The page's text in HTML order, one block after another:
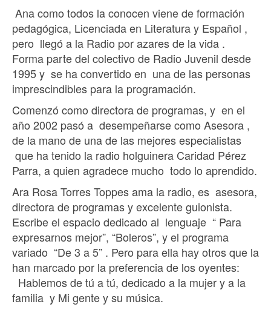
Ana como todos la conocen viene de formación
pedagógica, Licenciada en Literatura y Español ,
pero llegó a la Radio por azares de la vida .
Forma parte del colectivo de Radio Juvenil desde
1995 y se ha convertido en una de las personas
imprescindibles para la programación.
Comenzó como directora de programas, y en el
año 2002 pasó a desempeñarse como Asesora ,
de la mano de una de las mejores especialistas
que ha tenido la radio holguinera Caridad Pérez
Parra, a quien agradece mucho todo lo aprendido.
Ara Rosa Torres Toppes ama la radio, es asesora,
directora de programas y excelente guionista.
Escribe el espacio dedicado al lenguaje “ Para
expresarnos mejor”, “Boleros”, y el programa
variado “De 3 a 5” . Pero para ella hay otros que la
han marcado por la preferencia de los oyentes:
Hablemos de tú a tú, dedicado a la mujer y a la
familia y Mi gente y su música.